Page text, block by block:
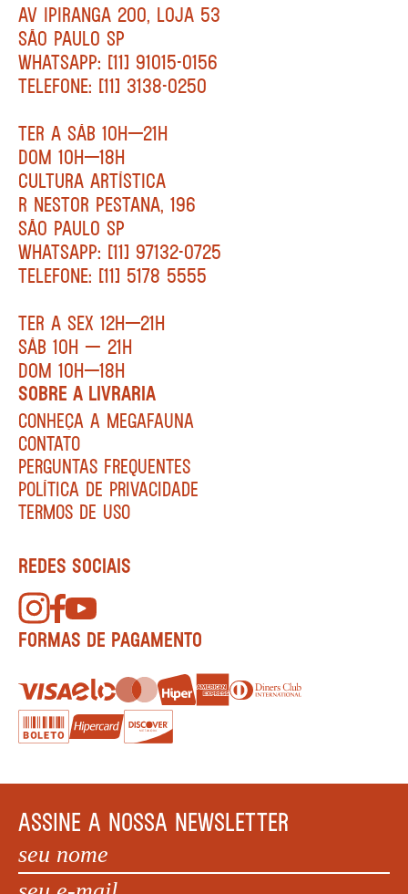
AV IPIRANGA 200, LOJA 53
SÃO PAULO SP
WHATSAPP: [11] 91015-0156
TELEFONE: [11] 3138-0250
TER A SÁB 10H—21H
DOM 10H—18H
CULTURA ARTÍSTICA
R NESTOR PESTANA, 196
SÃO PAULO SP
WHATSAPP: [11] 97132-0725
TELEFONE: [11] 5178 5555
TER A SEX 12H—21H
SÁB 10H — 21H
DOM 10H—18H
SOBRE A LIVRARIA
CONHEÇA A MEGAFAUNA
CONTATO
PERGUNTAS FREQUENTES
POLÍTICA DE PRIVACIDADE
TERMOS DE USO
REDES SOCIAIS
FORMAS DE PAGAMENTO
ASSINE A NOSSA NEWSLETTER